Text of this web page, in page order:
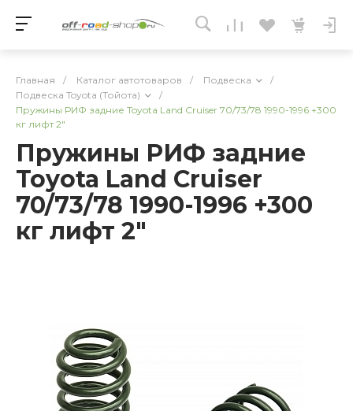
Главная / Каталог автотоваров / Подвеска
/
Подвеска Toyota (Тойота)
/
Пружины РИФ задние Toyota Land Cruiser 70/73/78 1990-1996 +300
кг лифт 2"
Пружины РИФ задние
Toyota Land Cruiser
70/73/78 1990-1996 +300
кг лифт 2"